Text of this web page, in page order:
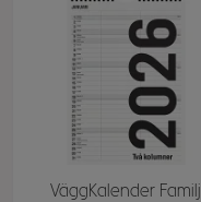
VäggKalender Familj